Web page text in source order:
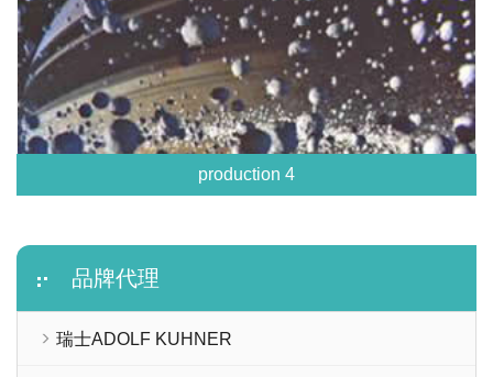
production 4
品牌代理
瑞士ADOLF KUHNER